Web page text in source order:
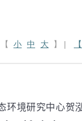
小 中 大 】 |
环境研究中心贺